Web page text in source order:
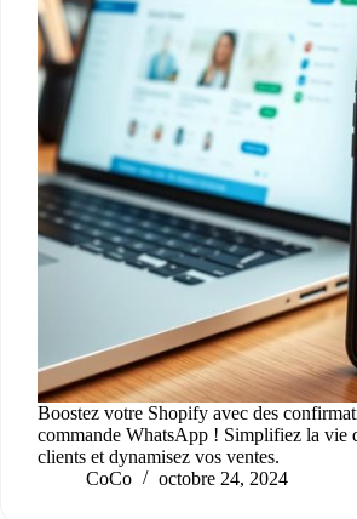
Boostez votre Shopify avec des
commande WhatsApp ! Simplifiez la vie
clients et dynamisez vos ventes.
CoCo
octobre 24, 2024